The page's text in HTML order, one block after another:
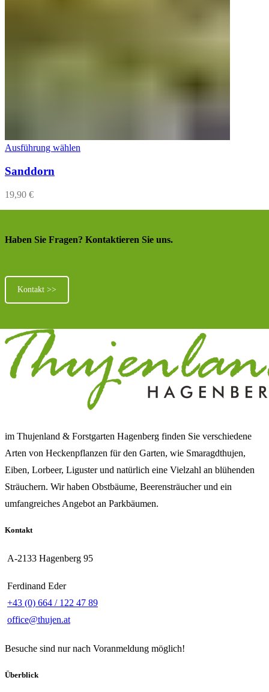
Ausführung wählen
Sanddorn
19,90 €
Haben Sie Fragen? Kontaktieren Sie uns.
Kontakt >>
im Thujenland & Forstgarten Hagenberg finden Sie verschiedene
Arten von Heckenpflanzen für den Garten, wie Smaragdthujen,
Eiben, Lorbeer, Liguster und natürlich eine Vielzahl an blühenden
Sträuchern. Wir haben Obstbäume, Beerensträucher und ein
umfangreiches Angebot an Parkbäumen.
Kontakt
A-2133 Hagenberg 95
Ferdinand Eder
+43 (0) 664 / 122 47 89
office@thujen.at
Besuche sind nur nach Voranmeldung möglich!
Überblick